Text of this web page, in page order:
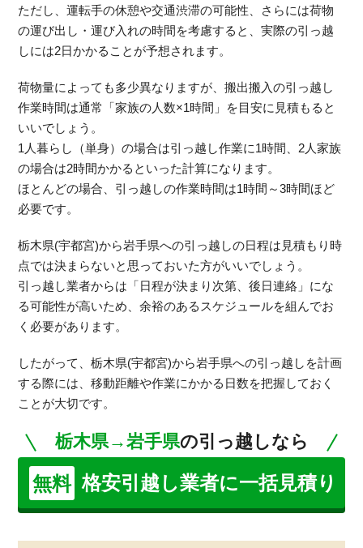
ただし、運転手の休憩や交通渋滞の可能性、さらには荷物
の運び出し・運び入れの時間を考慮すると、実際の引っ越
しには2日かかることが予想されます。
荷物量によっても多少異なりますが、搬出搬入の引っ越し
作業時間は通常「家族の人数×1時間」を目安に見積もると
いいでしょう。
1人暮らし（単身）の場合は引っ越し作業に1時間、2人家族
の場合は2時間かかるといった計算になります。
ほとんどの場合、引っ越しの作業時間は1時間～3時間ほど
必要です。
栃木県(宇都宮)から岩手県への引っ越しの日程は見積もり時
点では決まらないと思っておいた方がいいでしょう。
引っ越し業者からは「日程が決まり次第、後日連絡」にな
る可能性が高いため、余裕のあるスケジュールを組んでお
く必要があります。
したがって、栃木県(宇都宮)から岩手県への引っ越しを計画
する際には、移動距離や作業にかかる日数を把握しておく
ことが大切です。
栃木県→岩手県の引っ越しなら
無料 格安引越し業者に一括見積り